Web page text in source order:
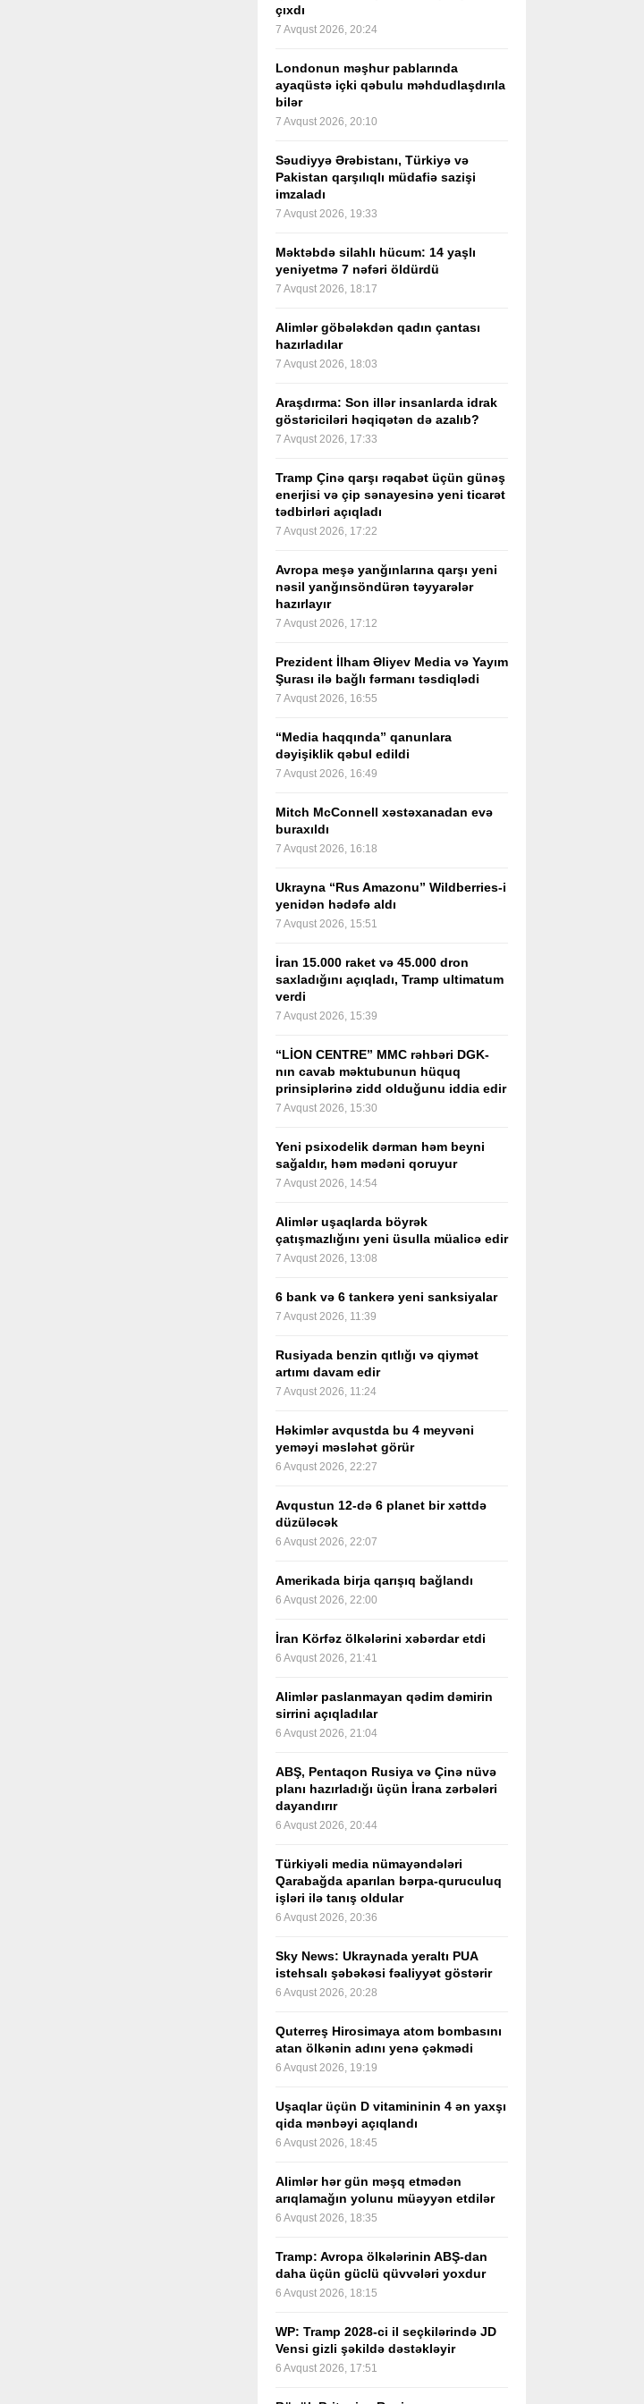
çıxdı
7 Avqust 2026, 20:24
Londonun məşhur pablarında
ayaqüstə içki qəbulu məhdudlaşdırıla
bilər
7 Avqust 2026, 20:10
Səudiyyə Ərəbistanı, Türkiyə və
Pakistan qarşılıqlı müdafiə sazişi
imzaladı
7 Avqust 2026, 19:33
Məktəbdə silahlı hücum: 14 yaşlı
yeniyetmə 7 nəfəri öldürdü
7 Avqust 2026, 18:17
Alimlər göbələkdən qadın çantası
hazırladılar
7 Avqust 2026, 18:03
Araşdırma: Son illər insanlarda idrak
göstəriciləri həqiqətən də azalıb?
7 Avqust 2026, 17:33
Tramp Çinə qarşı rəqabət üçün günəş
enerjisi və çip sənayesinə yeni ticarət
tədbirləri açıqladı
7 Avqust 2026, 17:22
Avropa meşə yanğınlarına qarşı yeni
nəsil yanğınsöndürən təyyarələr
hazırlayır
7 Avqust 2026, 17:12
Prezident İlham Əliyev Media və Yayım
Şurası ilə bağlı fərmanı təsdiqlədi
7 Avqust 2026, 16:55
“Media haqqında” qanunlara
dəyişiklik qəbul edildi
7 Avqust 2026, 16:49
Mitch McConnell xəstəxanadan evə
buraxıldı
7 Avqust 2026, 16:18
Ukrayna “Rus Amazonu” Wildberries-i
yenidən hədəfə aldı
7 Avqust 2026, 15:51
İran 15.000 raket və 45.000 dron
saxladığını açıqladı, Tramp ultimatum
verdi
7 Avqust 2026, 15:39
“LİON CENTRE” MMC rəhbəri DGK-
nın cavab məktubunun hüquq
prinsiplərinə zidd olduğunu iddia edir
7 Avqust 2026, 15:30
Yeni psixodelik dərman həm beyni
sağaldır, həm mədəni qoruyur
7 Avqust 2026, 14:54
Alimlər uşaqlarda böyrək
çatışmazlığını yeni üsulla müalicə edir
7 Avqust 2026, 13:08
6 bank və 6 tankerə yeni sanksiyalar
7 Avqust 2026, 11:39
Rusiyada benzin qıtlığı və qiymət
artımı davam edir
7 Avqust 2026, 11:24
Həkimlər avqustda bu 4 meyvəni
yeməyi məsləhət görür
6 Avqust 2026, 22:27
Avqustun 12-də 6 planet bir xəttdə
düzüləcək
6 Avqust 2026, 22:07
Amerikada birja qarışıq bağlandı
6 Avqust 2026, 22:00
İran Körfəz ölkələrini xəbərdar etdi
6 Avqust 2026, 21:41
Alimlər paslanmayan qədim dəmirin
sirrini açıqladılar
6 Avqust 2026, 21:04
ABŞ, Pentaqon Rusiya və Çinə nüvə
planı hazırladığı üçün İrana zərbələri
dayandırır
6 Avqust 2026, 20:44
Türkiyəli media nümayəndələri
Qarabağda aparılan bərpa-quruculuq
işləri ilə tanış oldular
6 Avqust 2026, 20:36
Sky News: Ukraynada yeraltı PUA
istehsalı şəbəkəsi fəaliyyət göstərir
6 Avqust 2026, 20:28
Quterreş Hirosimaya atom bombasını
atan ölkənin adını yenə çəkmədi
6 Avqust 2026, 19:19
Uşaqlar üçün D vitamininin 4 ən yaxşı
qida mənbəyi açıqlandı
6 Avqust 2026, 18:45
Alimlər hər gün məşq etmədən
arıqlamağın yolunu müəyyən etdilər
6 Avqust 2026, 18:35
Tramp: Avropa ölkələrinin ABŞ-dan
daha üçün güclü qüvvələri yoxdur
6 Avqust 2026, 18:15
WP: Tramp 2028-ci il seçkilərində JD
Vensi gizli şəkildə dəstəkləyir
6 Avqust 2026, 17:51